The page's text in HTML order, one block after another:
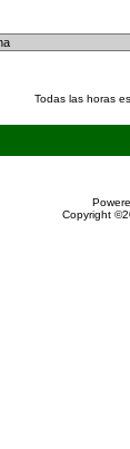
Todas las horas
Copyright